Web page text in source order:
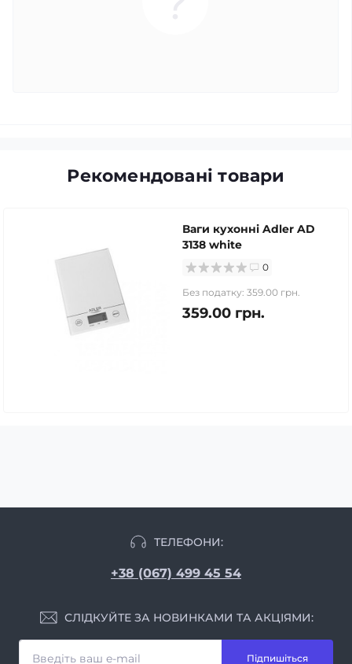
Рекомендовані товари
Ваги кухонні Adler AD
3138 white
0
Без податку: 359.00 грн.
359.00 грн.
ТЕЛЕФОНИ:
+38 (067) 499 45 54
СЛІДКУЙТЕ ЗА НОВИНКАМИ ТА АКЦІЯМИ:
Підпишіться